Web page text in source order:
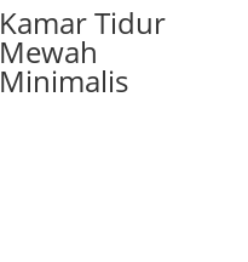
Kamar Tidur
Mewah
Minimalis